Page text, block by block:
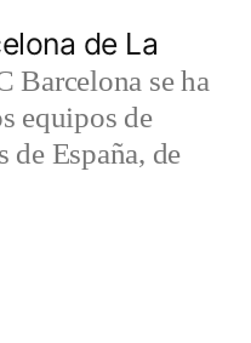
de La
Barcelona se ha
equipos de
España, de